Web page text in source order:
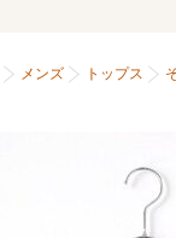
メンズ トップス